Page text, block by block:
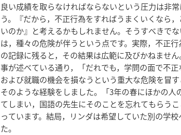
良い成績を取らなければならないという圧力は非
う。『だから，不正行為をすればうまくいくなら
いのか』と考えるかもしれません。そうすべきで
は，種々の危険が伴うという点です。実際，不正
の記録に残ると，その結果は広範に及びかねませ
事が述べている通り，「だれでも，学問の面で不
および就職の機会を損なうという重大な危険を冒
そのような経験をしました。「3年の春にほかの人
てしまい，国語の先生にそのことを忘れてもらう
っています。結局，リンダは希望していた別の学
た。